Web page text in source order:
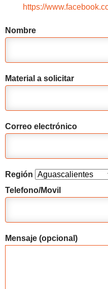
https://
Nombre
Material a solicitar
Correo electrónico
Región
Telefono/Movil
Mensaje (opcional)